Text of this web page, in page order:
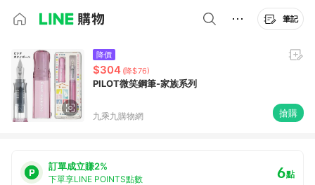
筆記
降價
$304 (降$76)
PILOT微笑鋼筆-家族系列
九乘九購物網 搶購
訂單成立賺2%
下單享LINE POINTS點數 6點